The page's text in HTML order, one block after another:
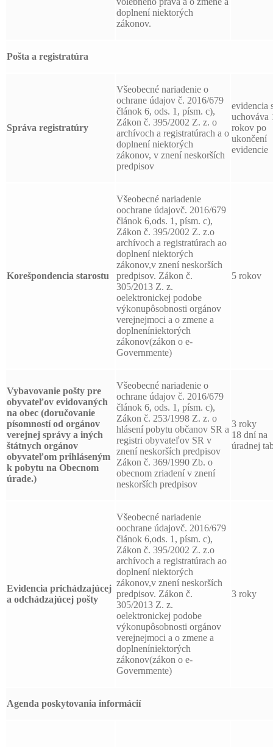
doplnení niektorých
zákonov.
Pošta a registratúra
Správa registratúry
Všeobecné nariadenie o
ochrane údajov č. 2016/679
článok 6, ods. 1, písm. c),
Zákon č. 395/2002 Z. z. o
archívoch a registratúrach a o
doplnení niektorých
zákonov, v znení neskorších
predpisov
evidencia
uchováva
rokov po
ukončení
evidencie
Korešpondencia starostu
Všeobecné nariadenie
oochrane údajovč. 2016/679
článok 6,ods. 1, písm. c),
Zákon č. 395/2002 Z. z.o
archívoch a registratúrach ao
doplnení niektorých
zákonov,v znení neskorších
predpisov. Zákon č.
305/2013 Z. z.
oelektronickej podobe
výkonupôsobnosti orgánov
verejnejmoci a o zmene a
doplneníniektorých
zákonov(zákon o e-
Governmente)
5 rokov
Vybavovanie pošty pre
obyvateľov evidovaných
na obec (doručovanie
písomností od orgánov
verejnej správy a iných
štátnych orgánov
obyvateľom prihláseným
k pobytu na Obecnom
úrade.)
Všeobecné nariadenie o
ochrane údajov č. 2016/679
článok 6, ods. 1, písm. c),
Zákon č. 253/1998 Z. z. o
hlásení pobytu občanov SR a
registri obyvateľov SR v
znení neskorších predpisov
Zákon č. 369/1990 Zb. o
obecnom zriadení v znení
neskorších predpisov
3 roky
18 dní na
úradnej
Evidencia prichádzajúcej
a odchádzajúcej pošty
Všeobecné nariadenie
oochrane údajovč. 2016/679
článok 6,ods. 1, písm. c),
Zákon č. 395/2002 Z. z.o
archívoch a registratúrach ao
doplnení niektorých
zákonov,v znení neskorších
predpisov. Zákon č.
305/2013 Z. z.
oelektronickej podobe
výkonupôsobnosti orgánov
verejnejmoci a o zmene a
doplneníniektorých
zákonov(zákon o e-
Governmente)
3 roky
Agenda poskytovania informácií